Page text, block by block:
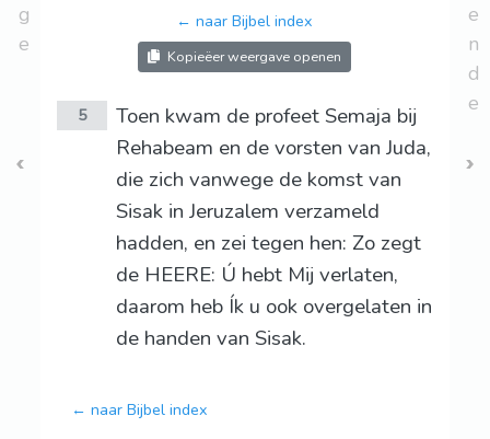
g
e
← naar Bijbel index
Kopieëer weergave openen
5
Toen kwam de profeet Semaja bij
Rehabeam en de vorsten van Juda,
die zich vanwege de komst van
Sisak in Jeruzalem verzameld
hadden, en zei tegen hen: Zo zegt
de HEERE: Ú hebt Mij verlaten,
daarom heb Ík u ook overgelaten in
de handen van Sisak.
← naar Bijbel index
e
n
d
e